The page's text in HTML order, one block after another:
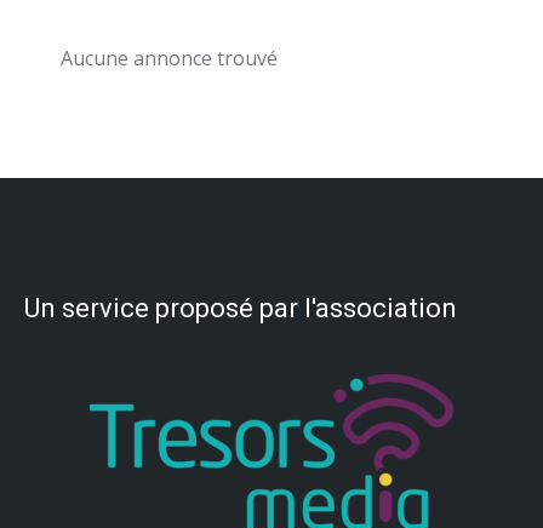
Aucune annonce trouvé
Un service proposé par l'association